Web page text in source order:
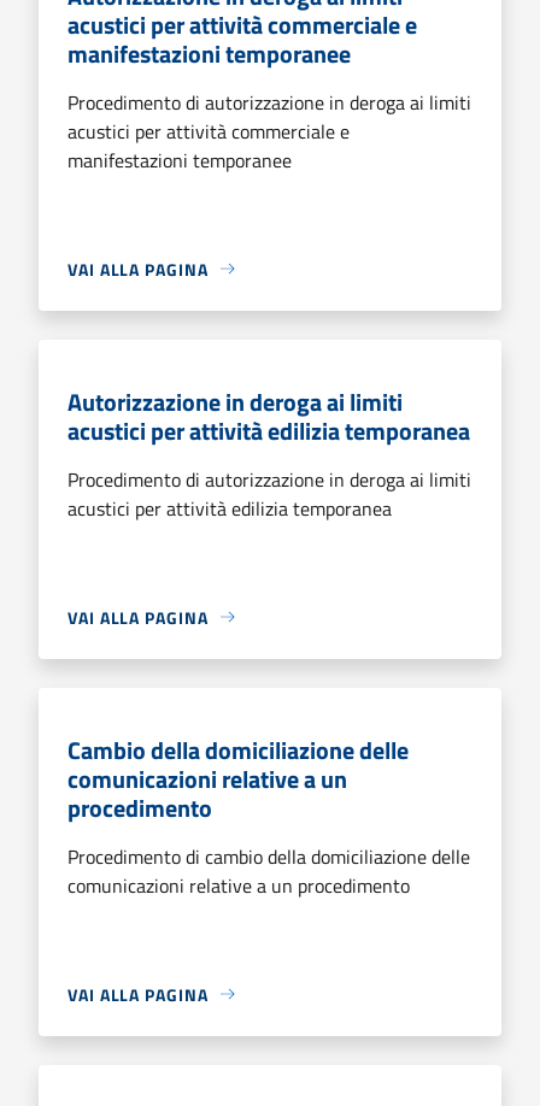
acustici per attività commerciale e
manifestazioni temporanee
Procedimento di autorizzazione in deroga ai limiti
acustici per attività commerciale e
manifestazioni temporanee
VAI ALLA PAGINA
Autorizzazione in deroga ai limiti
acustici per attività edilizia temporanea
Procedimento di autorizzazione in deroga ai limiti
acustici per attività edilizia temporanea
VAI ALLA PAGINA
Cambio della domiciliazione delle
comunicazioni relative a un
procedimento
Procedimento di cambio della domiciliazione delle
comunicazioni relative a un procedimento
VAI ALLA PAGINA